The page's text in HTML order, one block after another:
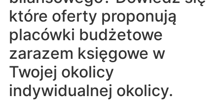
które oferty proponują
placówki budżetowe
zarazem księgowe w
Twojej okolicy
indywidualnej okolicy.